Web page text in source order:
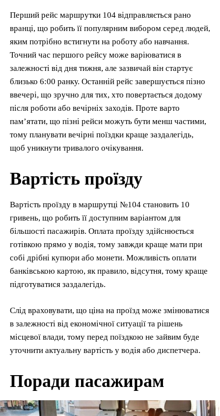
Перший рейс маршрутки 104 відправляється рано
вранці, що робить її популярним вибором серед людей,
яким потрібно встигнути на роботу або навчання.
Точний час першого рейсу може варіюватися в
залежності від дня тижня, але зазвичай він стартує
близько 6:00 ранку. Останній рейс завершується пізно
ввечері, що зручно для тих, хто повертається додому
після роботи або вечірніх заходів. Проте варто
пам’ятати, що пізні рейси можуть бути менш частими,
тому планувати вечірні поїздки краще заздалегідь,
щоб уникнути тривалого очікування.
Вартість проїзду
Вартість проїзду в маршрутці №104 становить 10
гривень, що робить її доступним варіантом для
більшості пасажирів. Оплата проїзду здійснюється
готівкою прямо у водія, тому завжди краще мати при
собі дрібні купюри або монети. Можливість оплати
банківською картою, як правило, відсутня, тому краще
підготуватися заздалегідь.
Слід враховувати, що ціна на проїзд може змінюватися
в залежності від економічної ситуації та рішень
місцевої влади, тому перед поїздкою не зайвим буде
уточнити актуальну вартість у водія або диспетчера.
Поради пасажирам